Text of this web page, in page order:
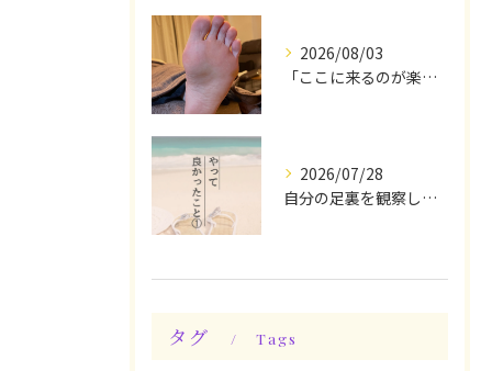
2026/08/03
「ここに来るのが楽しみです♪」と、言っていただけます◎
2026/07/28
自分の足裏を観察してみる！やって良かったぁ〜♪
タグ Tags